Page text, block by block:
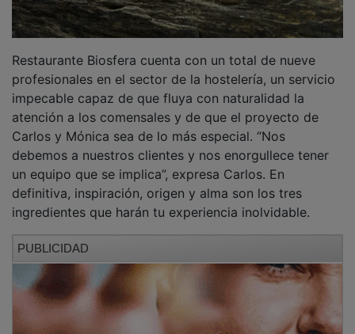
Restaurante Biosfera cuenta con un total de nueve
profesionales en el sector de la hostelería, un servicio
impecable capaz de que fluya con naturalidad la
atención a los comensales y de que el proyecto de
Carlos y Mónica sea de lo más especial. “Nos
debemos a nuestros clientes y nos enorgullece tener
un equipo que se implica”, expresa Carlos. En
definitiva, inspiración, origen y alma son los tres
ingredientes que harán tu experiencia inolvidable.